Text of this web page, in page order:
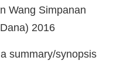
Wang Simpanan
2016
summary/synopsis